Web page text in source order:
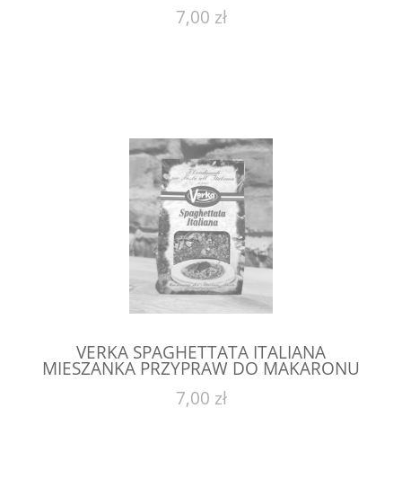
7,00 zł
VERKA SPAGHETTATA ITALIANA
MIESZANKA PRZYPRAW DO MAKARONU
7,00 zł